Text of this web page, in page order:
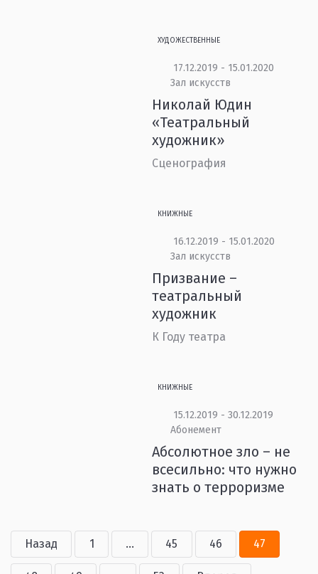
ХУДОЖЕСТВЕННЫЕ
17.12.2019 - 15.01.2020
Зал искусств
Николай Юдин
«Театральный
художник»
Сценография
КНИЖНЫЕ
16.12.2019 - 15.01.2020
Зал искусств
Призвание –
театральный
художник
К Году театра
КНИЖНЫЕ
15.12.2019 - 30.12.2019
Абонемент
Абсолютное зло – не
всесильно: что нужно
знать о терроризме
Назад 1 ... 45 46 47